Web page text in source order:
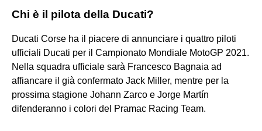
Chi è il pilota della Ducati?
Ducati Corse ha il piacere di annunciare i quattro piloti
ufficiali Ducati per il Campionato Mondiale MotoGP 2021.
Nella squadra ufficiale sarà Francesco Bagnaia ad
affiancare il già confermato Jack Miller, mentre per la
prossima stagione Johann Zarco e Jorge Martín
difenderanno i colori del Pramac Racing Team.